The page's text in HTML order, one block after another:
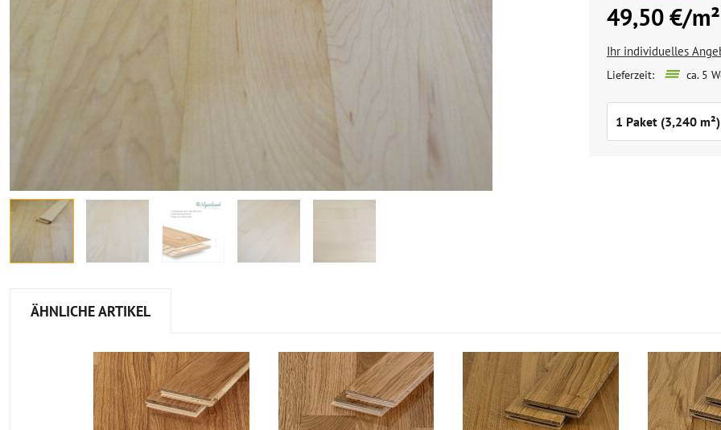
49,50 €/
Ihr individuelles
Lieferzeit: ca. 5
ÄHNLICHE ARTIKEL